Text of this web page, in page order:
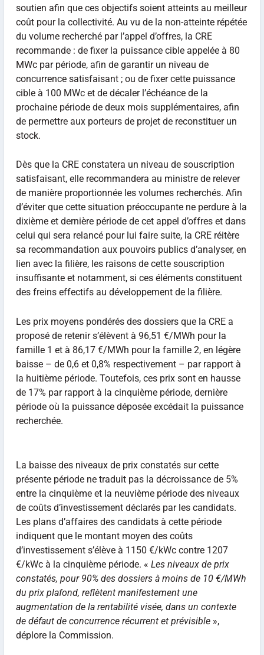
soutien afin que ces objectifs soient atteints au meilleur
coût pour la collectivité. Au vu de la non-atteinte répétée
du volume recherché par l’appel d’offres, la CRE
recommande : de fixer la puissance cible appelée à 80
MWc par période, afin de garantir un niveau de
concurrence satisfaisant ; ou de fixer cette puissance
cible à 100 MWc et de décaler l’échéance de la
prochaine période de deux mois supplémentaires, afin
de permettre aux porteurs de projet de reconstituer un
stock.
Dès que la CRE constatera un niveau de souscription
satisfaisant, elle recommandera au ministre de relever
de manière proportionnée les volumes recherchés. Afin
d’éviter que cette situation préoccupante ne perdure à la
dixième et dernière période de cet appel d’offres et dans
celui qui sera relancé pour lui faire suite, la CRE réitère
sa recommandation aux pouvoirs publics d’analyser, en
lien avec la filière, les raisons de cette souscription
insuffisante et notamment, si ces éléments constituent
des freins effectifs au développement de la filière.
Les prix moyens pondérés des dossiers que la CRE a
proposé de retenir s’élèvent à 96,51 €/MWh pour la
famille 1 et à 86,17 €/MWh pour la famille 2, en légère
baisse – de 0,6 et 0,8% respectivement – par rapport à
la huitième période. Toutefois, ces prix sont en hausse
de 17% par rapport à la cinquième période, dernière
période où la puissance déposée excédait la puissance
recherchée.
La baisse des niveaux de prix constatés sur cette
présente période ne traduit pas la décroissance de 5%
entre la cinquième et la neuvième période des niveaux
de coûts d’investissement déclarés par les candidats.
Les plans d’affaires des candidats à cette période
indiquent que le montant moyen des coûts
d’investissement s’élève à 1150 €/kWc contre 1207
€/kWc à la cinquième période. « Les niveaux de prix
constatés, pour 90% des dossiers à moins de 10 €/MWh
du prix plafond, reflètent manifestement une
augmentation de la rentabilité visée, dans un contexte
de défaut de concurrence récurrent et prévisible»,
déplore la Commission.